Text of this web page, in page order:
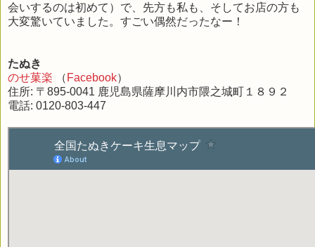
会いするのは初めて）で、先方も私も、そしてお店の方も
大変驚いていました。すごい偶然だったなー！
たぬき
のせ菓楽 （ Facebook）
住所: 〒895-0041 鹿児島県薩摩川内市隈之城町１８９２
電話: 0120-803-447